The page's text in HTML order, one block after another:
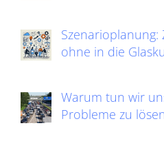
Szenarioplanung:
ohne in die
Warum tun wir
Probleme zu